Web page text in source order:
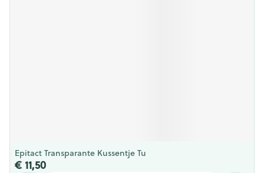
Epitact Transparante Kussentje Tu
€ 11,50